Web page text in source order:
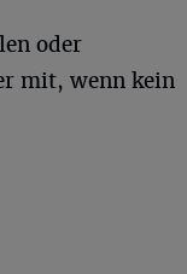
oder
mit, wenn kein